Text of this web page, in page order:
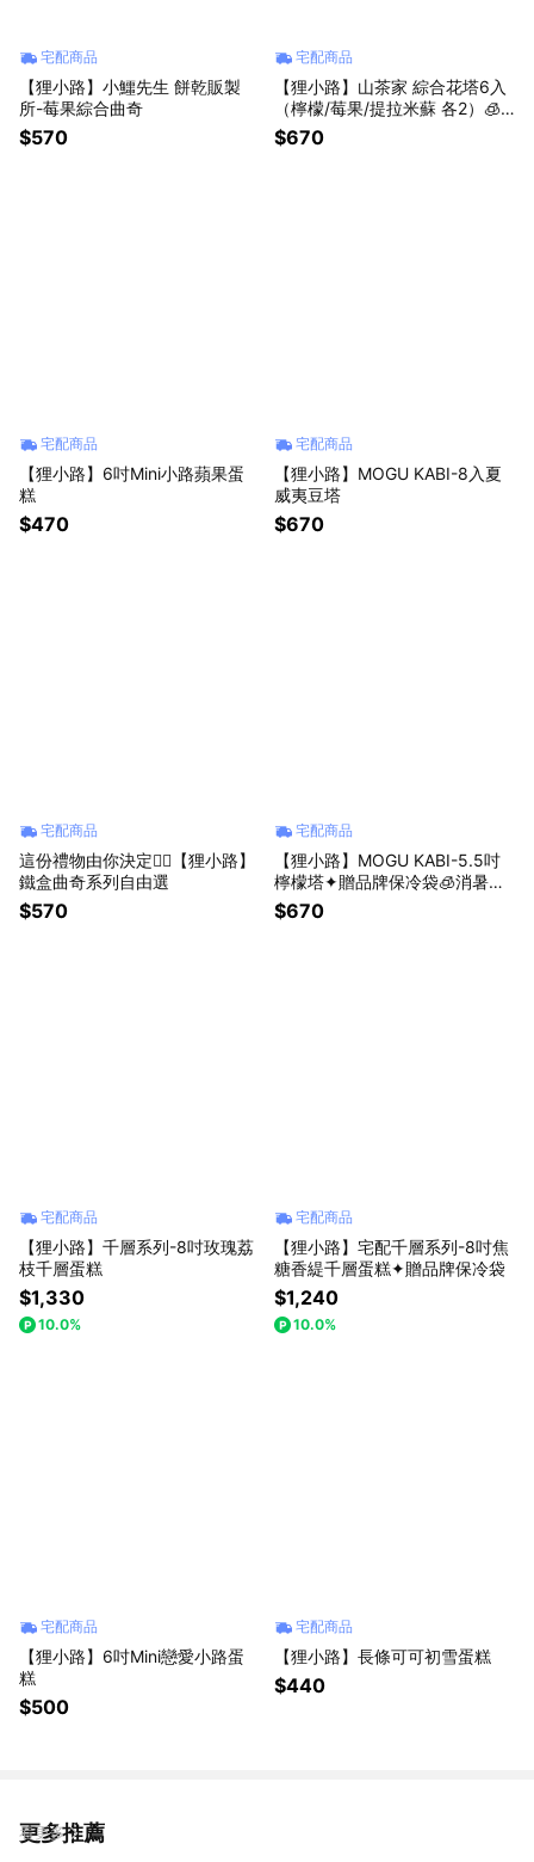
宅配商品
【狸小路】小鱷先生 餅乾販製
所-莓果綜合曲奇
$570
宅配商品
【狸小路】山茶家 綜合花塔6入
（檸檬/莓果/提拉米蘇 各2）🧊
消暑甜點
$670
宅配商品
【狸小路】6吋Mini小路蘋果蛋
糕
$470
宅配商品
【狸小路】MOGU KABI-8入夏
威夷豆塔
$670
宅配商品
這份禮物由你決定✌🏻【狸小路】
鐵盒曲奇系列自由選
$570
宅配商品
【狸小路】MOGU KABI-5.5吋
檸檬塔✦贈品牌保冷袋🧊消暑甜
點
$670
宅配商品
【狸小路】千層系列-8吋玫瑰荔
枝千層蛋糕
$1,330
10.0%
宅配商品
【狸小路】宅配千層系列-8吋焦
糖香緹千層蛋糕✦贈品牌保冷袋
$1,240
10.0%
宅配商品
【狸小路】6吋Mini戀愛小路蛋
糕
$500
宅配商品
【狸小路】長條可可初雪蛋糕
$440
更多推薦
看更多